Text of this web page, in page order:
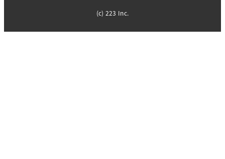
(c) 223 Inc.